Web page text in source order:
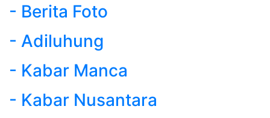
- Berita Foto
- Adiluhung
- Kabar Manca
- Kabar Nusantara